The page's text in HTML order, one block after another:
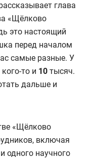
глава
«Щёлково
это настоящий
перед началом
самые разные. У
то и 10 тысяч.
дальше и
«Щёлково
включая
одного научного